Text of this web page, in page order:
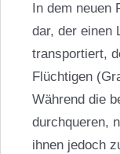
In dem neuen
dar, der einen
transportiert,
Flüchtigen
Während die
durchqueren,
ihnen jedoch